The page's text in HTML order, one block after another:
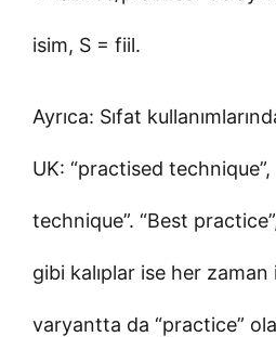
isim, S = fiil.
Ayrıca: Sıfat
UK: “practised
technique”. “Best
gibi kalıplar ise her
varyantta da “practice”